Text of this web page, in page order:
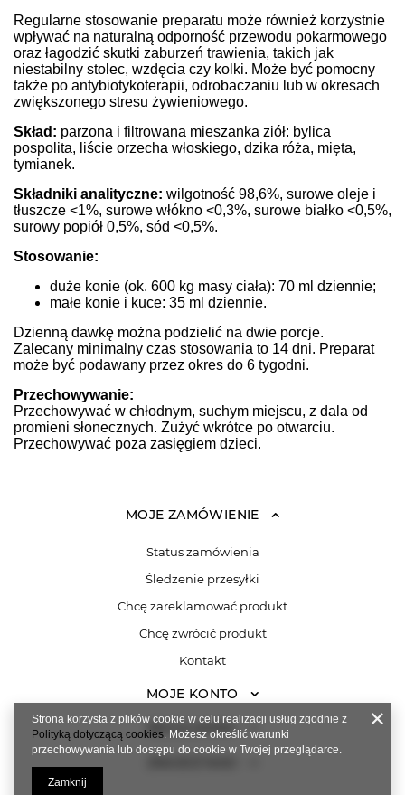
Regularne stosowanie preparatu może również korzystnie
wpływać na naturalną odporność przewodu pokarmowego
oraz łagodzić skutki zaburzeń trawienia, takich jak
niestabilny stolec, wzdęcia czy kolki. Może być pomocny
także po antybiotykoterapii, odrobaczaniu lub w okresach
zwiększonego stresu żywieniowego.
Skład: parzona i filtrowana mieszanka ziół: bylica
pospolita, liście orzecha włoskiego, dzika róża, mięta,
tymianek.
Składniki analityczne: wilgotność 98,6%, surowe oleje i
tłuszcze <1%, surowe włókno <0,3%, surowe białko <0,5%,
surowy popiół 0,5%, sód <0,5%.
Stosowanie:
duże konie (ok. 600 kg masy ciała): 70 ml dziennie;
małe konie i kuce: 35 ml dziennie.
Dzienną dawkę można podzielić na dwie porcje.
Zalecany minimalny czas stosowania to 14 dni. Preparat
może być podawany przez okres do 6 tygodni.
Przechowywanie:
Przechowywać w chłodnym, suchym miejscu, z dala od
promieni słonecznych. Zużyć wkrótce po otwarciu.
Przechowywać poza zasięgiem dzieci.
MOJE ZAMÓWIENIE
Status zamówienia
Śledzenie przesyłki
Chcę zareklamować produkt
Chcę zwrócić produkt
Kontakt
MOJE KONTO
REGULAMINY
Strona korzysta z plików cookie w celu realizacji usług zgodnie z
Polityką dotyczącą cookies. Możesz określić warunki
przechowywania lub dostępu do cookie w Twojej przeglądarce.
Zamknij